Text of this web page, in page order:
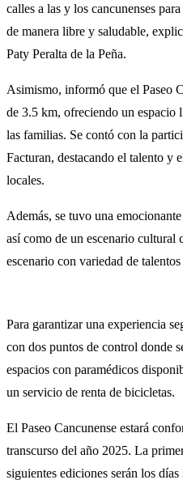
calles a las y los cancunenses
de manera libre y saludable,
Paty Peralta de la Peña.
Asimismo, informó que el Paseo
de 3.5 km, ofreciendo un espacio
las familias. Se contó con la
Facturan, destacando el talento y
locales.
Además, se tuvo una
así como de un escenario cultural
escenario con variedad de
Para garantizar una experiencia
con dos puntos de control donde
espacios con paramédicos
un servicio de renta de bicicletas.
El Paseo Cancunense estará
transcurso del año 2025. La
siguientes ediciones serán los